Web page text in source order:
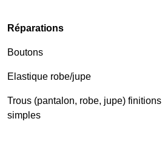
Réparations
Boutons
Elastique robe/jupe
Trous (pantalon, robe, jupe) finitions
simples